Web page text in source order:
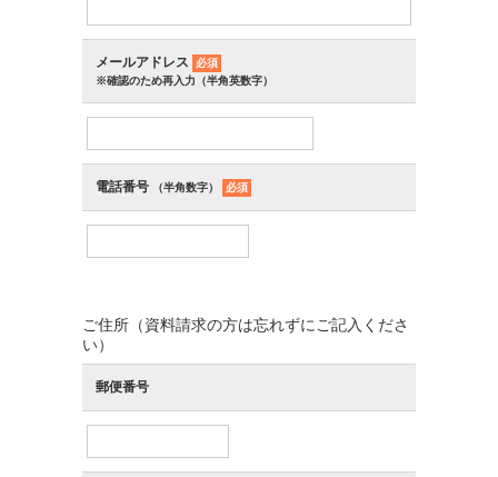
メールアドレス
必須
※確認のため再入力（半角英数字）
電話番号 （半角数字） 必須
ご住所（資料請求の方は忘れずにご記入くださ
い）
郵便番号